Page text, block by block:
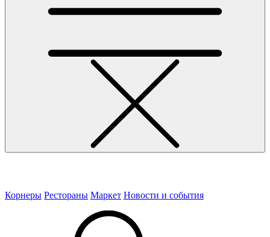
Корнеры Рестораны Маркет Новости и события